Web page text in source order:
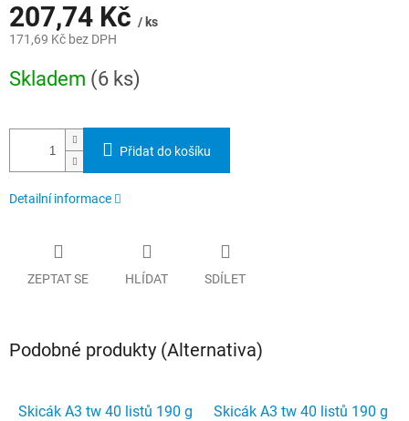
207,74 Kč / ks
171,69 Kč bez DPH
cena:
Skladem (6 ks)
Přidat do košíku
Detailní informace
ZEPTAT SE HLÍDAT SDÍLET
Podobné produkty (Alternativa)
Skicák A3 tw 40 listů 190 g
Skicák A3 tw 40 listů 190 g